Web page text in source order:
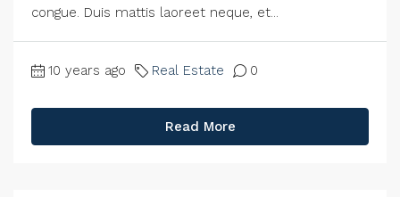
congue. Duis mattis laoreet neque, et...
10 years ago Real Estate 0
Read More